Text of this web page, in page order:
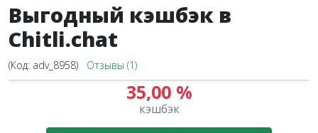
Выгодный кэшбэк в
Chitli.chat
(Код: adv_8958) Отзывы (1)
35,00 %
кэшбэк